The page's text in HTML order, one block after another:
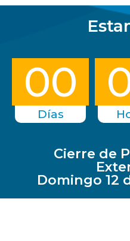
00
Días
Cierre de
Domingo 12